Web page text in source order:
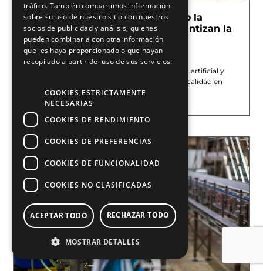
Serialización farmacéutica: cómo la
visión artificial y el marcaje garantizan la
trazabilidad
junio 13, 2026
En E2M COUTH ofrecemos sistemas de visión artificial y
marcaje industrial para mejorar el control de calidad en
Leer más »
tráfico. También compartimos información
sobre su uso de nuestro sitio con nuestros
socios de publicidad y análisis, quienes
pueden combinarla con otra información
que les haya proporcionado o que hayan
recopilado a partir del uso de sus servicios.
COOKIES ESTRICTAMENTE
NECESARIAS
COOKIES DE RENDIMIENTO
COOKIES DE PREFERENCIAS
COOKIES DE FUNCIONALIDAD
COOKIES NO CLASIFICADAS
ACEPTAR TODO RECHAZAR TODO
MOSTRAR DETALLES